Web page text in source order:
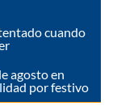
cuando
agosto en
por festivo